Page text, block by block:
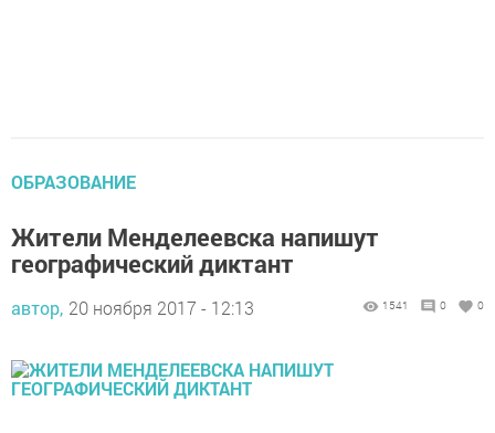
ОБРАЗОВАНИЕ
Жители Менделеевска напишут
географический диктант
автор, 20 ноября 2017 - 12:13 1541 0 0